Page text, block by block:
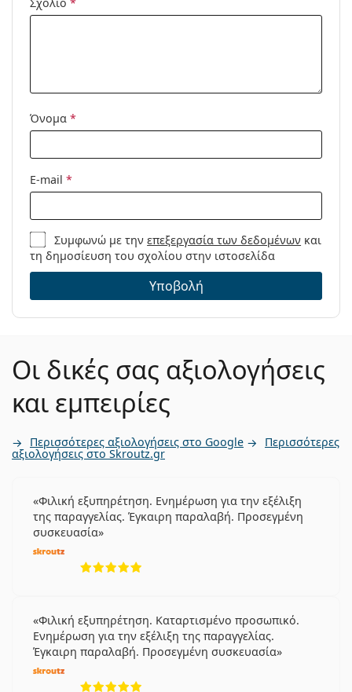
Προϊόντος /
Όνομα *
E-mail *
Συμφωνώ με τηνεπεξεργασία των δεδομένων και
τη δημοσίευση του σχολίου στην ιστοσελίδα
Υποβολή
Οι δικές σας αξιολογήσεις
και εμπειρίες
Περισσότερες αξιολογήσεις στο Google Περισσότερες
αξιολογήσεις στο Skroutz.gr
Φιλική εξυπηρέτηση. Ενημέρωση για την εξέλιξη
της παραγγελίας. Έγκαιρη παραλαβή. Προσεγμένη
συσκευασία
Φιλική εξυπηρέτηση. Καταρτισμένο προσωπικό.
Ενημέρωση για την εξέλιξη της παραγγελίας.
Έγκαιρη παραλαβή. Προσεγμένη συσκευασία